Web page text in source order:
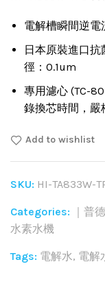
電解槽瞬間逆
日本原裝進口
徑：0.1um
專用濾心 (TC-
錄換芯時間，嚴
Add to wishlist
SKU: HI-TA833W-
Categories: ｜普
水素水機
Tags: 電解水, 電解